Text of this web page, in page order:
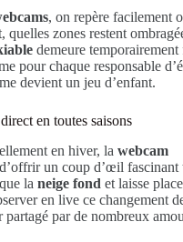
, on repère facilement
quelles zones restent
demeure temporairement
pour chaque responsable
devient un jeu d’enfant.
en toutes saisons
en hiver, la webcam
un coup d’œil fascinant
la neige fond et laisse
en live ce changement
par de nombreux